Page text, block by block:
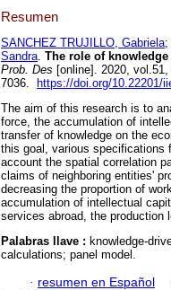
Resumen
SANCHEZ TRUJILLO, Gabriela;
Sandra. The role of
Prob. Des [online]. 2020,
7036.
https://doi.org/10.22201/
The aim of this research is to
force, the accumulation of
transfer of knowledge on the
this goal, various specifications
account the spatial correlation
claims of neighboring entities'
decreasing the proportion of
accumulation of intellectual
services abroad, the production
Palabras llave : knowledge-
calculations; panel model.
· resumen en Español